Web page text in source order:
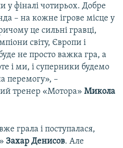
у фіналі чотирьох. Добре
– на кожне ігрове місце у
це сильні гравці,
світу, Європи і
не просто важка гра, а
і ми, і суперники будемо
перемогу», –
тренер «Мотора» Микола
грала і поступалася,
Захар Денисов. Але